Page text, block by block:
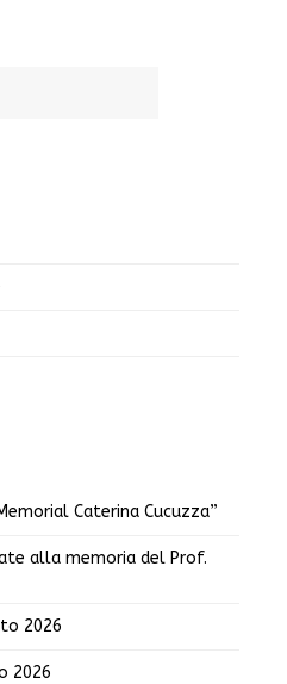
Caterina Cucuzza”
alla memoria del Prof.
2026
2026